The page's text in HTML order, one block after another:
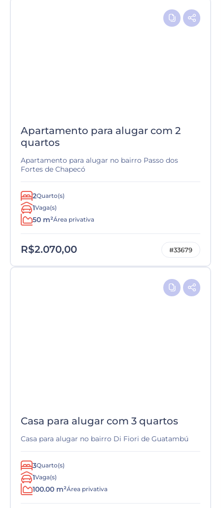
Apartamento para alugar com 2
quartos
Apartamento para alugar no bairro Passo dos
Fortes de Chapecó
2Quarto(s)
1Vaga(s)
50 m²Área privativa
R$2.070,00 #33679
Casa para alugar com 3 quartos
Casa para alugar no bairro Di Fiori de Guatambú
3Quarto(s)
1Vaga(s)
100.00 m²Área privativa